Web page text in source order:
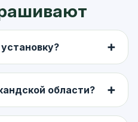
➕
области? ➕
бесплатный.